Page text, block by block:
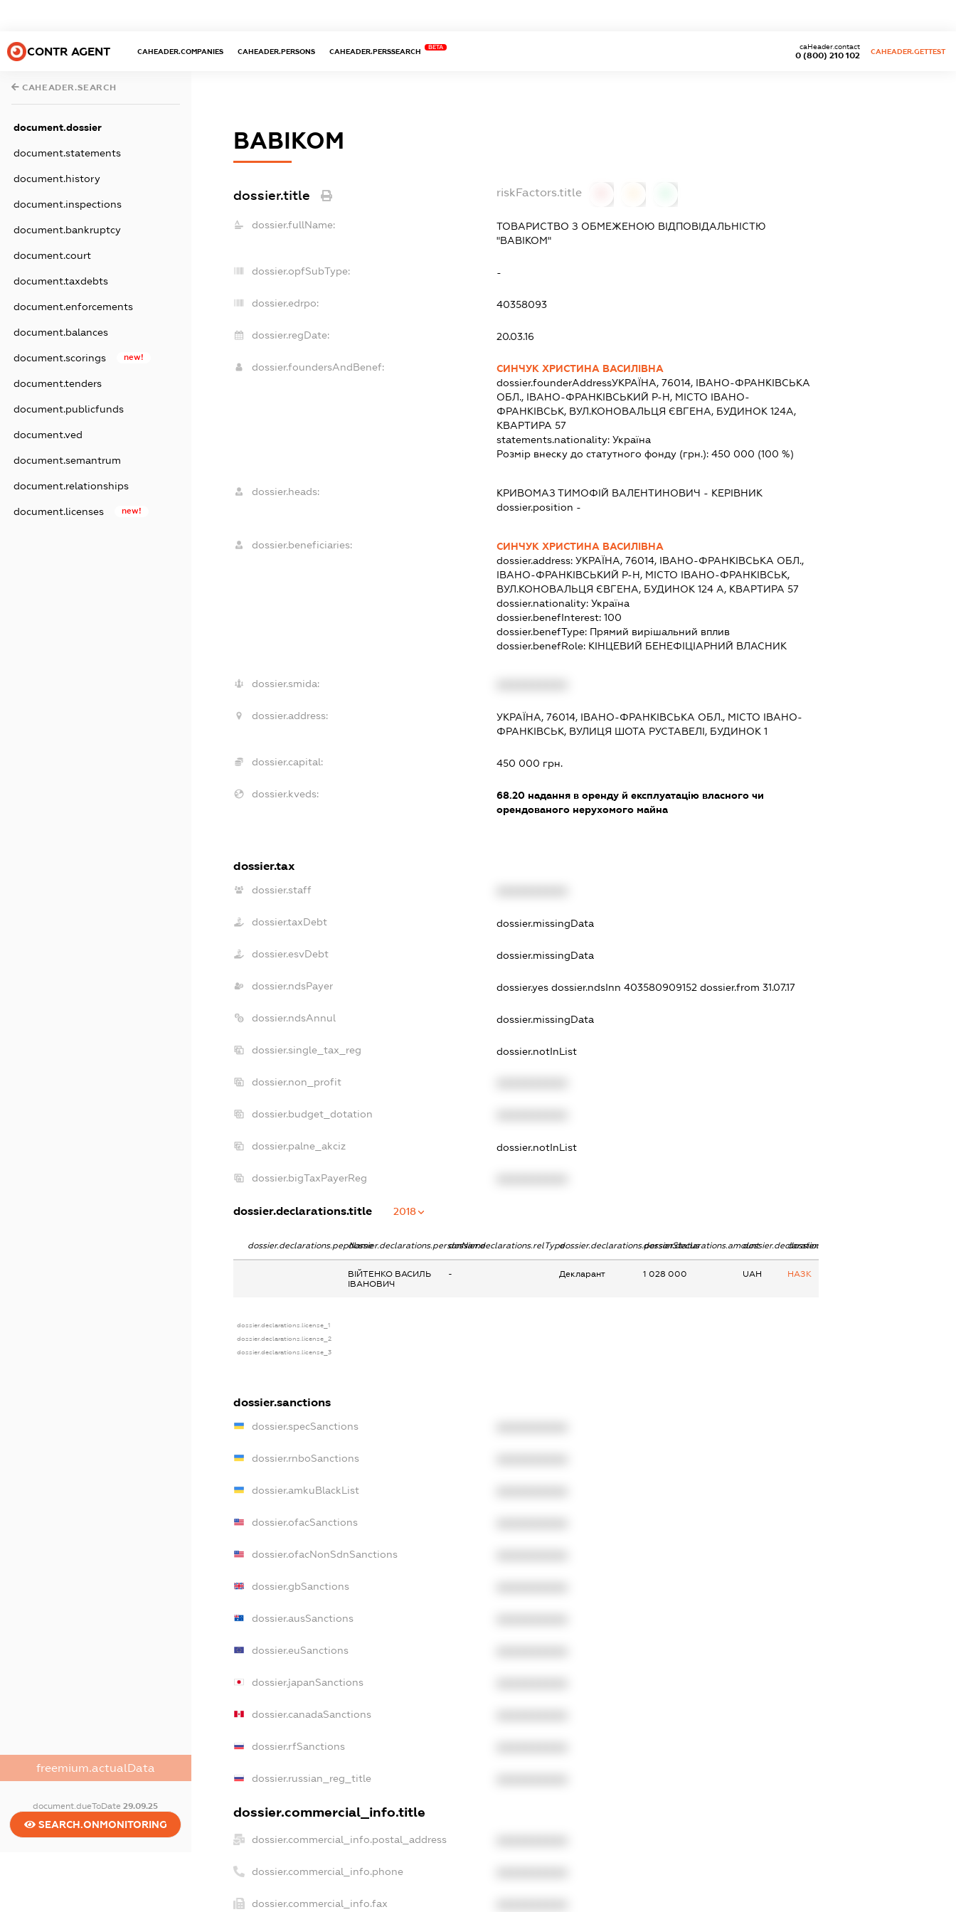
CONTR AGENT CAHEADER.COMPANIES CAHEADER.PERSONS CAHEADER.PERSSEARCH
BETA
0 (800) 210 102
caHeader.contact
CAHEADER.GETTEST
CAHEADER.SEARCH
document.dossier
document.statements
document.history
document.inspections
document.bankruptcy
document.court
document.taxdebts
document.enforcements
document.balances
document.scorings new!
document.tenders
document.publicfunds
document.ved
document.semantrum
document.relationships
document.licenses new!
freemium.actualData
document.dueToDate29.09.25
SEARCH.ONMONITORING
ВАВІКОМ
dossier.title riskFactors.title
dossier.fullName:
ТОВАРИСТВО З ОБМЕЖЕНОЮ ВІДПОВІДАЛЬНІСТЮ
"ВАВІКОМ"
dossier.opfSubType: -
dossier.edrpo: 40358093
dossier.regDate: 20.03.16
dossier.foundersAndBenef:
СИНЧУК ХРИСТИНА ВАСИЛІВНА
dossier.founderAddressУКРАЇНА, 76014, ІВАНО-ФРАНКІВСЬКА
ОБЛ., ІВАНО-ФРАНКІВСЬКИЙ Р-Н, МІСТО ІВАНО-
ФРАНКІВСЬК, ВУЛ.КОНОВАЛЬЦЯ ЄВГЕНА, БУДИНОК 124А,
КВАРТИРА 57
statements.nationality:Україна
Розмір внеску до статутного фонду (грн.):450 000 (100 %)
dossier.heads: КРИВОМАЗ ТИМОФІЙ ВАЛЕНТИНОВИЧ - КЕРІВНИК
dossier.position -
dossier.beneficiaries:
СИНЧУК ХРИСТИНА ВАСИЛІВНА
dossier.address:УКРАЇНА, 76014, ІВАНО-ФРАНКІВСЬКА ОБЛ.,
ІВАНО-ФРАНКІВСЬКИЙ Р-Н, МІСТО ІВАНО-ФРАНКІВСЬК,
ВУЛ.КОНОВАЛЬЦЯ ЄВГЕНА, БУДИНОК 124 А, КВАРТИРА 57
dossier.nationality:Україна
dossier.benefInterest:100
dossier.benefType: Прямий вирішальний вплив
dossier.benefRole: КІНЦЕВИЙ БЕНЕФІЦІАРНИЙ ВЛАСНИК
dossier.smida:
dossier.address:
УКРАЇНА, 76014, ІВАНО-ФРАНКІВСЬКА ОБЛ., МІСТО ІВАНО-
ФРАНКІВСЬК, ВУЛИЦЯ ШОТА РУСТАВЕЛІ, БУДИНОК 1
dossier.capital: 450 000 грн.
dossier.kveds: 68.20 надання в оренду й експлуатацію власного чи
орендованого нерухомого майна
dossier.tax
dossier.staff
dossier.taxDebt dossier.missingData
dossier.esvDebt dossier.missingData
dossier.ndsPayer dossier.yesdossier.ndsInn 403580909152dossier.from 31.07.17
dossier.ndsAnnul dossier.missingData
dossier.single_tax_reg dossier.notInList
dossier.non_profit
dossier.budget_dotation
dossier.palne_akciz dossier.notInList
dossier.bigTaxPayerReg
dossier.declarations.title 2018
dossier.declarations.pepNamedossier.declarations.personNamedossier.declarations.relTypedossier.declarations.personStatusdossier.declarations.amountdossier.declarations.currency
dossier.declarations.source
ВІЙТЕНКО ВАСИЛЬ
ІВАНОВИЧ
- Декларант 1 028 000 UAH НАЗК
dossier.declarations.license_1
dossier.declarations.license_2
dossier.declarations.license_3
dossier.sanctions
dossier.specSanctions
dossier.rnboSanctions
dossier.amkuBlackList
dossier.ofacSanctions
dossier.ofacNonSdnSanctions
dossier.gbSanctions
dossier.ausSanctions
dossier.euSanctions
dossier.japanSanctions
dossier.canadaSanctions
dossier.rfSanctions
dossier.russian_reg_title
dossier.commercial_info.title
dossier.commercial_info.postal_address
dossier.commercial_info.phone
dossier.commercial_info.fax